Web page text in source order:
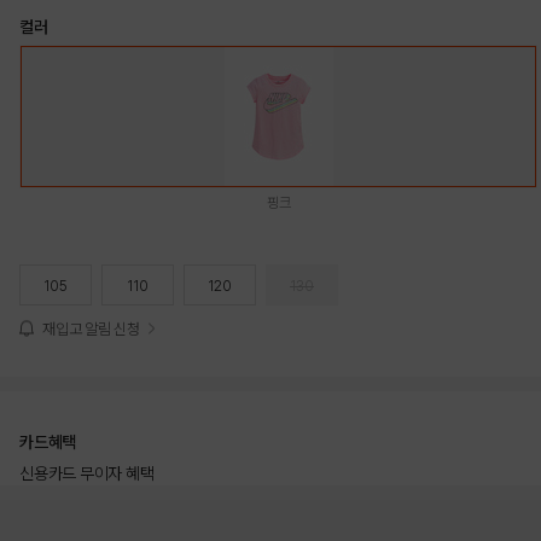
컬러
핑크
105 110 120
재입고 알림 신청
카드혜택
신용카드 무이자 혜택